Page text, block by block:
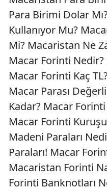
Para Birimi Dolar
Kullanıyor Mu?
Mi? Macaristan Ne
Macar Forinti
Macar Forinti Kaç
Macar Parası
Kadar? Macar
Macar Forinti
Madeni Paraları
Paraları! Macar
Macaristan Forinti
Forinti Banknotları